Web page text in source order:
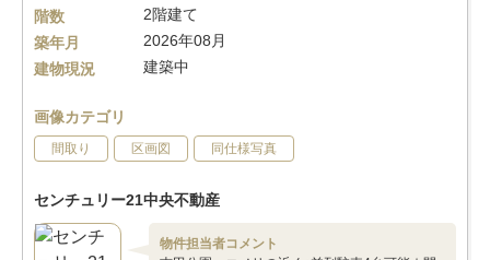
階数
2階建て
築年月
2026年08月
建物現況
建築中
画像カテゴリ
間取り 区画図 同仕様写真
センチュリー21中央不動産
物件担当者コメント